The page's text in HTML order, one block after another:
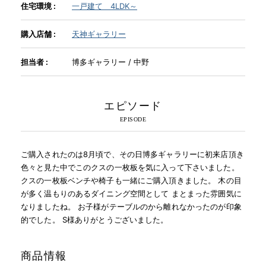
MOKUBA CHANNEL
よくあるご質問
住宅環境 : 一戸建て 4LDK～
購入店舗 : 天神ギャラリー
担当者 : 博多ギャラリー / 中野
エピソード
ご購入されたのは8月頃で、その日博多ギャラリーに初来店頂き
色々と見た中でこのクスの一枚板を気に入って下さいました。
クスの一枚板ベンチや椅子も一緒にご購入頂きました。 木の目
が多く温もりのあるダイニング空間として まとまった雰囲気に
なりましたね。 お子様がテーブルのから離れなかったのが印象
的でした。 S様ありがとうございました。
商品情報